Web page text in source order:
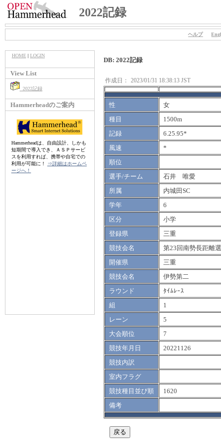
2022記録
ヘルプ
HOME| LOGIN
View List
2022記録
Hammerheadのご案内
Hammerheadは、自由設計、しかも
短期間で導入でき、ＡＳＰサービ
スを利用すれば、携帯や自宅での
利用が可能に！
⇒詳細はホームペ
ージへ！
DB: 2022記録
作成日： 2023/01/31 18:38:13 JST
性
女
種目
1500m
記録
6.25.95*
風速
*
順位
選手/チーム
石井 唯愛
所属
内城田SC
学年
6
区分
小学
登録県
三重
競技会名
第23回南勢長距離
開催県
三重
競技会名
伊勢第二
ラウンド
ﾀｲﾑﾚｰｽ
組
1
レーン
5
大会順位
7
競技年月日
20221126
競技内訳
室内フラグ
競技種目並び順
1620
備考